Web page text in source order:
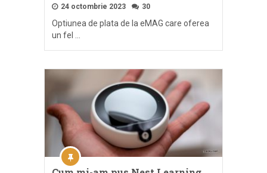
24 octombrie 2023 30
Optiunea de plata de la eMAG care oferea
un fel …